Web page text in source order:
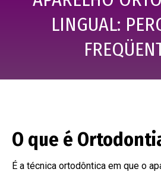
LINGUAL:
O que é
É a técnica ortodôntica em que o